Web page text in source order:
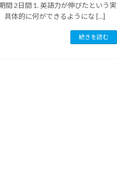
間 2日間 1. 英語力が伸びたという実
具体的に何ができるようにな […]
続きを読む